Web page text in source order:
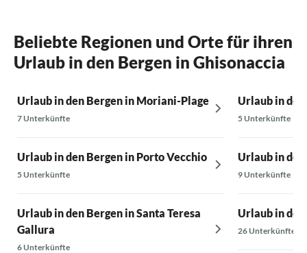
Leben. Wir haben die Zeit hier sehr genossen.
Fazit:Jederzeit wieder.. Und danke für die
tollen Tips und Gastlichkeit.
Beliebte Regionen und Orte für ihren
Urlaub in den Bergen in Ghisonaccia
Urlaub in den Bergen in Moriani-Plage
7 Unterkünfte
Urlaub in den Bergen in Porto Vecchio
5 Unterkünfte
Urlaub in den Bergen in Santa Teresa
Gallura
6 Unterkünfte
Urlaub in
5 Unterkünfte
Urlaub in
9 Unterkünfte
Urlaub in den
26 Unterkünfte